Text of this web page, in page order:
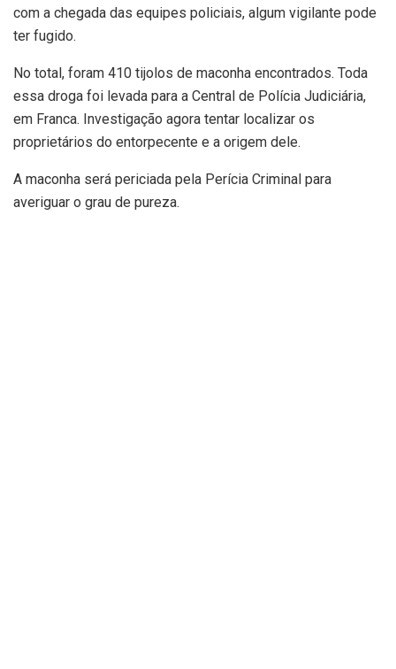
com a chegada das equipes policiais, algum vigilante pode
ter fugido.
No total, foram 410 tijolos de maconha encontrados. Toda
essa droga foi levada para a Central de Polícia Judiciária,
em Franca. Investigação agora tentar localizar os
proprietários do entorpecente e a origem dele.
A maconha será periciada pela Perícia Criminal para
averiguar o grau de pureza.